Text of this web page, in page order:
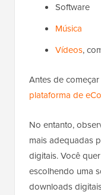
Software
Música
Vídeos,
Antes de
plataforma de
No entanto,
mais adequadas
digitais. Você
escolhendo uma
downloads